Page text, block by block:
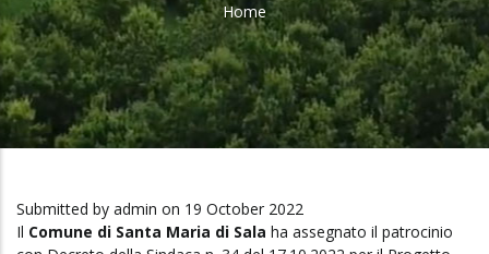
Breadcrumb
Home
Submitted by admin on 19 October 2022
Il Comune di Santa Maria di Sala ha assegnato il patrocinio